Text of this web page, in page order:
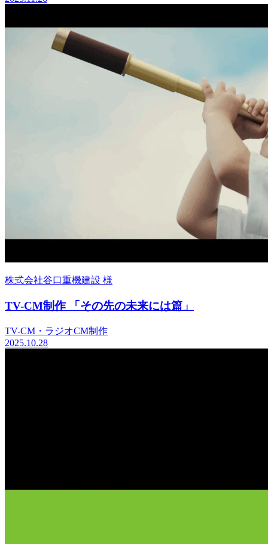
株式会社谷口重機建設 様
TV-CM制作 「その先の未来には篇」
TV-CM・ラジオCM制作
2025.10.28